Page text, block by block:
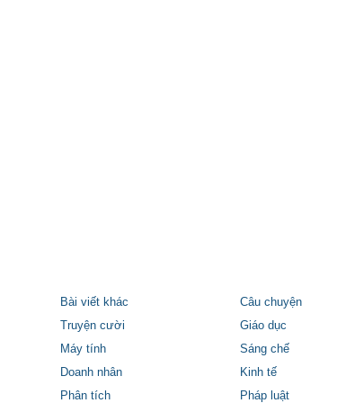
Bài viết khác Câu chuyện
Truyện cười Giáo dục
Máy tính Sáng chế
Doanh nhân Kinh tế
Phân tích Pháp luật